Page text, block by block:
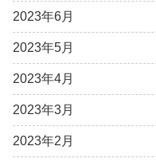
2023年6月
2023年5月
2023年4月
2023年3月
2023年2月